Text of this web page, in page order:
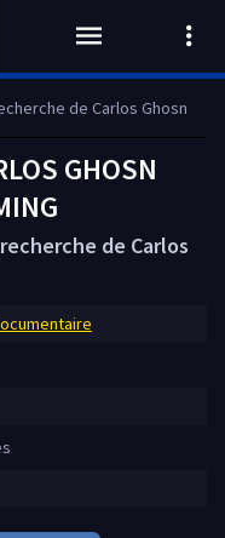
de Carlos Ghosn
GHOSN
de Carlos